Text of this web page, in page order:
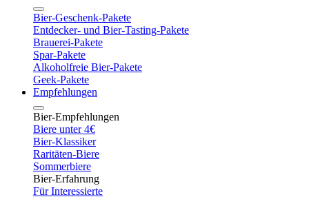
Bier-Geschenk-Pakete
Entdecker- und Bier-Tasting-Pakete
Brauerei-Pakete
Spar-Pakete
Alkoholfreie Bier-Pakete
Geek-Pakete
Empfehlungen
Bier-Empfehlungen
Biere unter 4€
Bier-Klassiker
Raritäten-Biere
Sommerbiere
Bier-Erfahrung
Für Interessierte